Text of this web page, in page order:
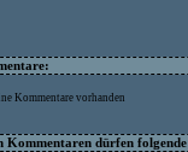
Kommentare vorhanden
Kommentaren dürfen